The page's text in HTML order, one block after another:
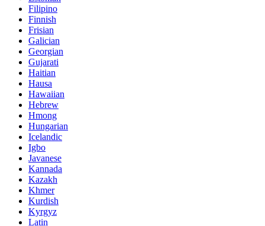
Filipino
Finnish
Frisian
Galician
Georgian
Gujarati
Haitian
Hausa
Hawaiian
Hebrew
Hmong
Hungarian
Icelandic
Igbo
Javanese
Kannada
Kazakh
Khmer
Kurdish
Kyrgyz
Latin